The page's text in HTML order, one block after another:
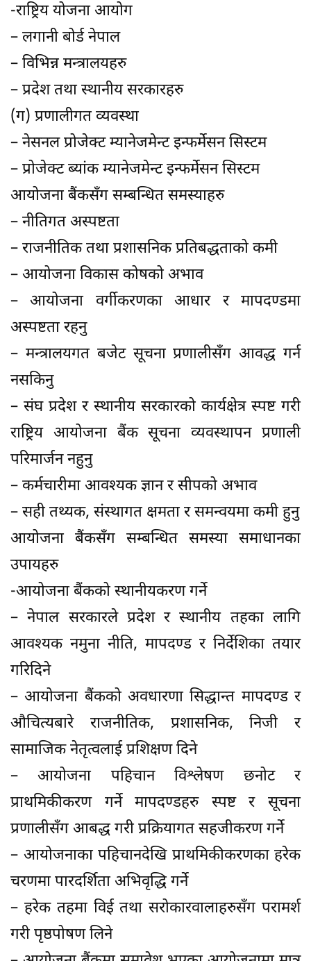
-राष्ट्रिय योजना आयोग
– लगानी बोर्ड नेपाल
– विभिन्न मन्त्रालयहरु
– प्रदेश तथा स्थानीय सरकारहरु
(ग) प्रणालीगत व्यवस्था
– नेसनल प्रोजेक्ट म्यानेजमेन्ट इन्फर्मेसन सिस्टम
– प्रोजेक्ट ब्यांक म्यानेजमेन्ट इन्फर्मेसन सिस्टम
आयोजना बैंकसँग सम्बन्धित समस्याहरु
– नीतिगत अस्पष्टता
– राजनीतिक तथा प्रशासनिक प्रतिबद्धताको कमी
– आयोजना विकास कोषको अभाव
– आयोजना वर्गीकरणका आधार र मापदण्डमा
अस्पष्टता रहनु
– मन्त्रालयगत बजेट सूचना प्रणालीसँग आवद्ध गर्न
नसकिनु
– संघ प्रदेश र स्थानीय सरकारको कार्यक्षेत्र स्पष्ट गरी
राष्ट्रिय आयोजना बैंक सूचना व्यवस्थापन प्रणाली
परिमार्जन नहुनु
– कर्मचारीमा आवश्यक ज्ञान र सीपको अभाव
– सही तथ्यक, संस्थागत क्षमता र समन्वयमा कमी हुनु
आयोजना बैंकसँग सम्बन्धित समस्या समाधानका
उपायहरु
-आयोजना बैंकको स्थानीयकरण गर्ने
– नेपाल सरकारले प्रदेश र स्थानीय तहका लागि
आवश्यक नमुना नीति, मापदण्ड र निर्देशिका तयार
गरिदिने
– आयोजना बैंकको अवधारणा सिद्धान्त मापदण्ड र
औचित्यबारे राजनीतिक, प्रशासनिक, निजी र
सामाजिक नेतृत्वलाई प्रशिक्षण दिने
– आयोजना पहिचान विश्लेषण छनोट र
प्राथमिकीकरण गर्ने मापदण्डहरु स्पष्ट र सूचना
प्रणालीसँग आबद्ध गरी प्रक्रियागत सहजीकरण गर्ने
– आयोजनाका पहिचानदेखि प्राथमिकीकरणका हरेक
चरणमा पारदर्शिता अभिवृद्धि गर्ने
– हरेक तहमा विई तथा सरोकारवालाहरुसँग परामर्श
गरी पृष्ठपोषण लिने